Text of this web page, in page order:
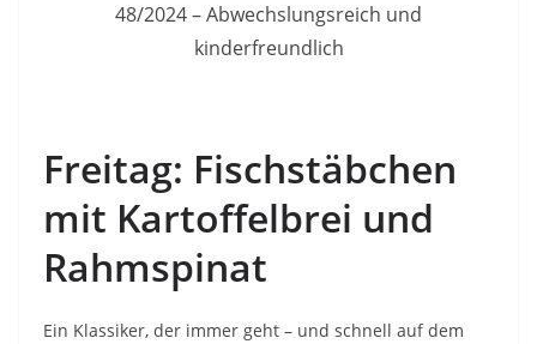
Freitag: Fischstäbchen
mit Kartoffelbrei und
Rahmspinat
Ein Klassiker, der immer geht – und schnell auf dem